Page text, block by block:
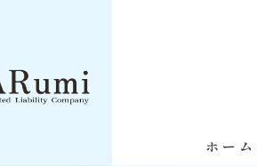
ホーム